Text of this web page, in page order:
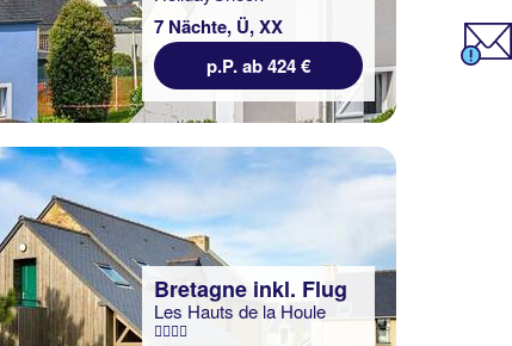
7 Nächte, Ü, XX
p.P. ab 424 €
Bretagne inkl. Flug
Les Hauts de la Houle